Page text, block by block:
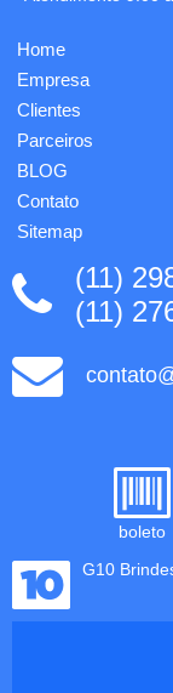
e
laboratórios.
Confeccionada
...
Home
Empresa
Clientes
Parceiros
BLOG
Contato
Sitemap
(11)
(11)
boleto
G10